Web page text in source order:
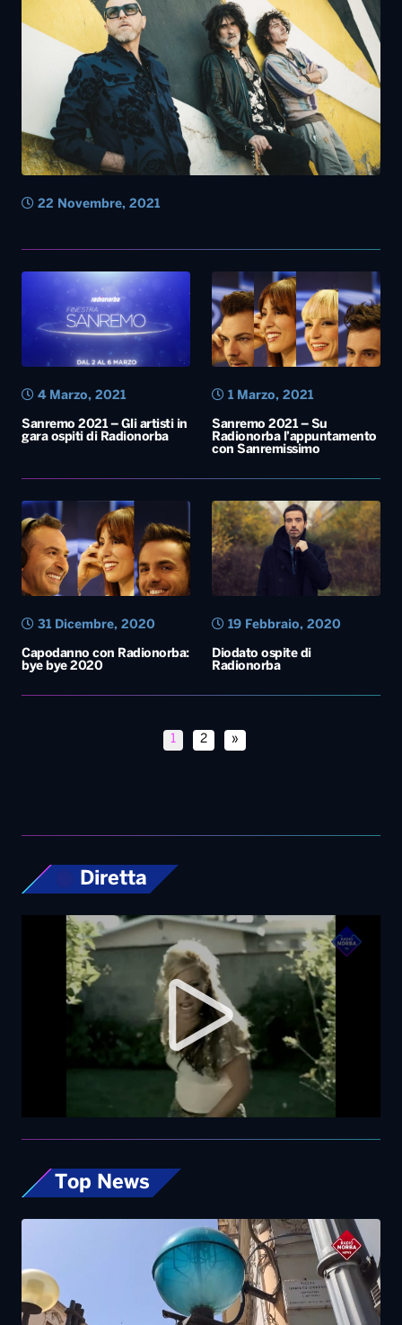
22 Novembre, 2021
Sanremo 2021 – Gli artisti in
gara ospiti di Radionorba
4 Marzo, 2021
Sanremo 2021 – Su
Radionorba l’appuntamento
con Sanremissimo
1 Marzo, 2021
Capodanno con Radionorba:
bye bye 2020
31 Dicembre, 2020
Diodato ospite di
Radionorba
19 Febbraio, 2020
1 2 »
Diretta
Top News